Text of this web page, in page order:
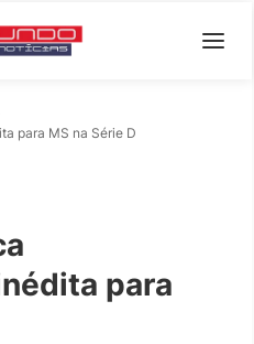
para MS na Série D
para